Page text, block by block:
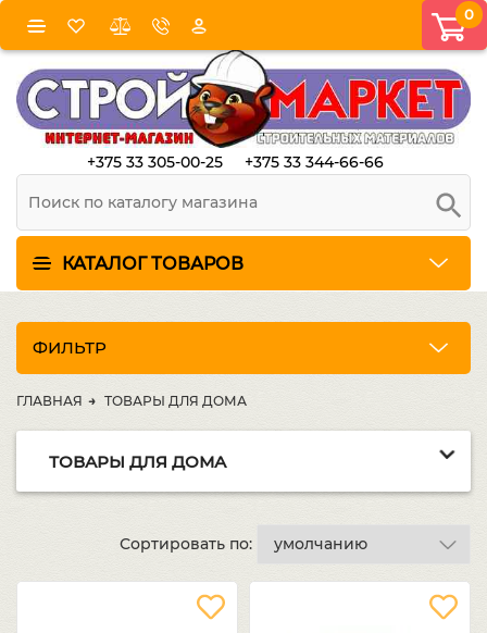
+375 33 305-00-25 +375 33 344-66-66
КАТАЛОГ ТОВАРОВ
0
ФИЛЬТР
ГЛАВНАЯ ТОВАРЫ ДЛЯ ДОМА
ТОВАРЫ ДЛЯ ДОМА
Сортировать по: